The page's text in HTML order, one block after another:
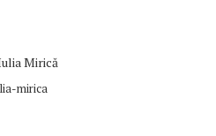
Mirică
mirica